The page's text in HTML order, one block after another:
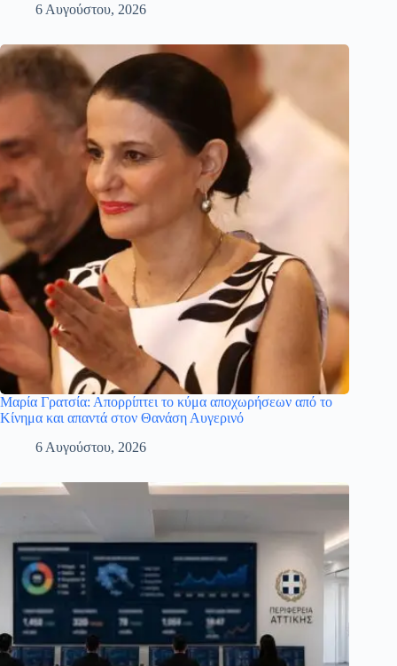
6 Αυγούστου, 2026
Μαρία Γρατσία: Απορρίπτει το κύμα αποχωρήσεων από το
Κίνημα και απαντά στον Θανάση Αυγερινό
6 Αυγούστου, 2026